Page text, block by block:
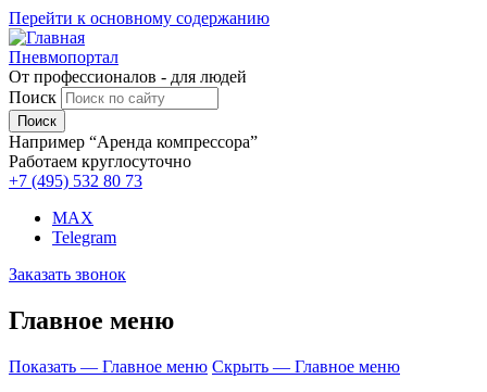
Перейти к основному содержанию
Пневмопортал
От профессионалов - для людей
Поиск
Например “Аренда компрессора”
Работаем круглосуточно
+7 (495) 532 80 73
MAX
Telegram
Заказать звонок
Главное меню
Показать — Главное меню Скрыть — Главное меню